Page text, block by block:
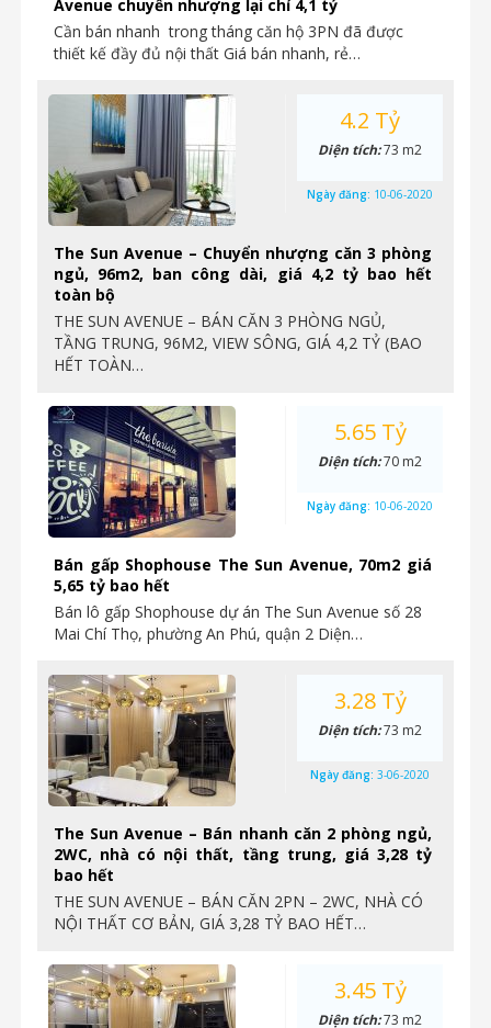
Avenue chuyển nhượng lại chỉ 4,1 tỷ
Cần bán nhanh trong tháng căn hộ 3PN đã được
thiết kế đầy đủ nội thất Giá bán nhanh, rẻ…
The Sun Avenue – Chuyển nhượng căn 3 phòng
ngủ, 96m2, ban công dài, giá 4,2 tỷ bao hết
toàn bộ
THE SUN AVENUE – BÁN CĂN 3 PHÒNG NGỦ,
TẦNG TRUNG, 96M2, VIEW SÔNG, GIÁ 4,2 TỶ (BAO
HẾT TOÀN…
4.2 Tỷ
Diện tích:73 m2
Ngày đăng: 10-06-2020
Bán gấp Shophouse The Sun Avenue, 70m2 giá
5,65 tỷ bao hết
Bán lô gấp Shophouse dự án The Sun Avenue số 28
Mai Chí Thọ, phường An Phú, quận 2 Diện…
5.65 Tỷ
Diện tích:70 m2
Ngày đăng: 10-06-2020
The Sun Avenue – Bán nhanh căn 2 phòng ngủ,
2WC, nhà có nội thất, tầng trung, giá 3,28 tỷ
bao hết
THE SUN AVENUE – BÁN CĂN 2PN – 2WC, NHÀ CÓ
NỘI THẤT CƠ BẢN, GIÁ 3,28 TỶ BAO HẾT…
3.28 Tỷ
Diện tích:73 m2
Ngày đăng: 3-06-2020
3.45 Tỷ
Diện tích:73 m2